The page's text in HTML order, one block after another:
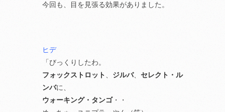
今回も、目を見張る効果がありました。
ヒデ
「びっくりしたわ。
フォックストロット
ジルバ、 セレクト・ル
ンバに、
ウォーキング・タンゴ・・